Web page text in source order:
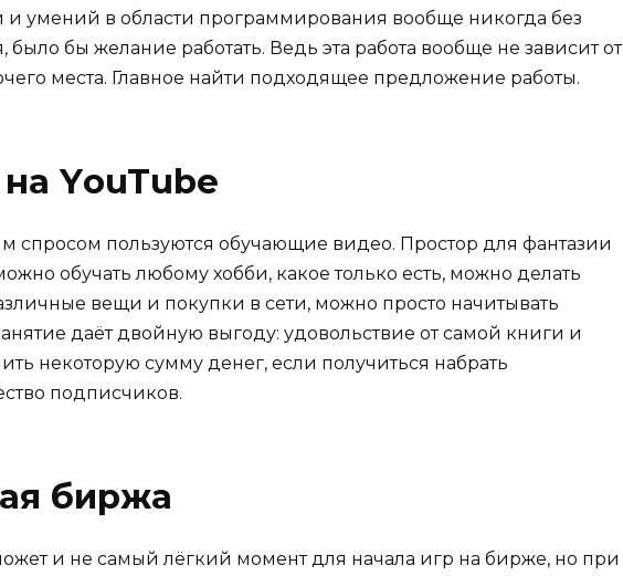
и умений в области программирования вообще никогда без
было бы желание работать. Ведь эта работа вообще не зависит от
места. Главное найти подходящее предложение работы.
YоuTubе
спросом пользуются обучающие видео. Простор для фантазии
обучать любому хобби, какое только есть, можно делать
вещи и покупки в сети, можно просто начитывать
даёт двойную выгоду: удовольствие от самой книги и
некоторую сумму денег, если получиться набрать
подписчиков.
биржа
и не самый лёгкий момент для начала игр на бирже, но при